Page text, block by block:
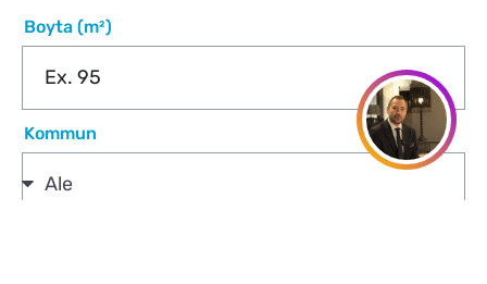
Boyta (m²)
Kommun